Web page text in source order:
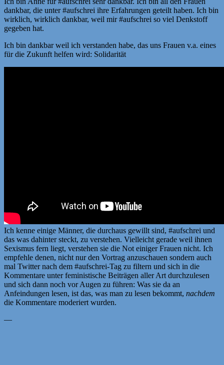
dankbar, die unter #aufschrei ihre Erfahrungen geteilt haben. Ich bin
wirklich, wirklich dankbar, weil mir #aufschrei so viel Denkstoff
gegeben hat.
Ich bin dankbar weil ich verstanden habe, das uns Frauen v.a. eines
für die Zukunft helfen wird: Solidarität
Ich kenne einige Männer, die durchaus gewillt sind, #aufschrei und
das was dahinter steckt, zu verstehen. Vielleicht gerade weil ihnen
Sexismus fern liegt, verstehen sie die Not einiger Frauen nicht. Ich
empfehle denen, nicht nur den Vortrag anzuschauen sondern auch
mal Twitter nach dem #aufschrei-Tag zu filtern und sich in die
Kommentare unter feministische Beiträgen aller Art durchzulesen
und sich dann noch vor Augen zu führen: Was sie da an
Anfeindungen lesen, ist das, was man zu lesen bekommt, nachdem
die Kommentare moderiert wurden.
—